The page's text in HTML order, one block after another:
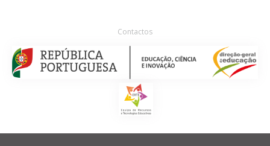
Contactos